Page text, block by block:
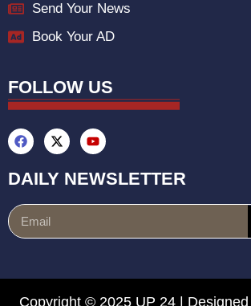
Send Your News
Book Your AD
FOLLOW US
DAILY NEWSLETTER
Copyright © 2025 UP 24 |